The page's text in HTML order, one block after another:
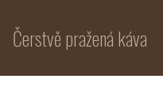
Čerstvě pražená káva